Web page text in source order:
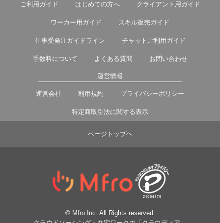
ご利用ガイド はじめての方へ クライアント用ガイド
ワーカー用ガイド スキル販売ガイド
仕事受発注ガイドライン チャットご利用ガイド
手数料について よくある質問 お問い合わせ
運営情報
運営会社 利用規約 プライバシーポリシー
特定商取引法に関する表示
ページトップヘ
© Mfro Inc. All Rights reserved.